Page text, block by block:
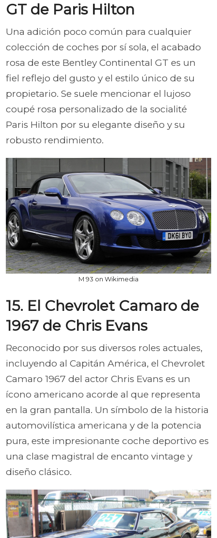
GT de Paris Hilton
Una adición poco común para cualquier
colección de coches por sí sola, el acabado
rosa de este Bentley Continental GT es un
fiel reflejo del gusto y el estilo único de su
propietario. Se suele mencionar el lujoso
coupé rosa personalizado de la socialité
Paris Hilton por su elegante diseño y su
robusto rendimiento.
M 93 on Wikimedia
15. El Chevrolet Camaro de
1967 de Chris Evans
Reconocido por sus diversos roles actuales,
incluyendo al Capitán América, el Chevrolet
Camaro 1967 del actor Chris Evans es un
ícono americano acorde al que representa
en la gran pantalla. Un símbolo de la historia
automovilística americana y de la potencia
pura, este impresionante coche deportivo es
una clase magistral de encanto vintage y
diseño clásico.